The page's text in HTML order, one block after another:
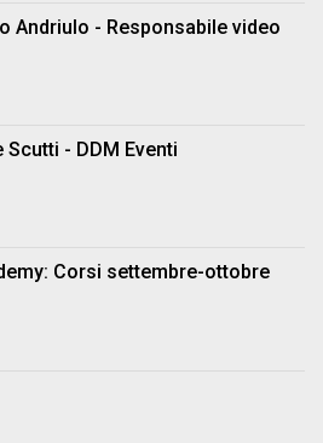
Andriulo - Responsabile video
Scutti - DDM Eventi
Corsi settembre-ottobre